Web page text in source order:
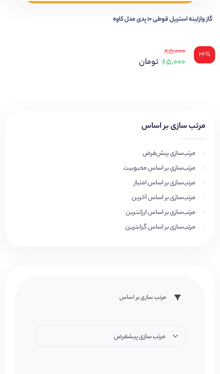
مرتب سازی بر اساس
مرتب‌سازی پیش‌فرض
مرتب‌سازی بر اساس محبوبیت
مرتب‌سازی بر اساس امتیاز
مرتب‌سازی بر اساس آخرین
مرتب‌سازی بر اساس ارزانترین
مرتب‌سازی بر اساس گرانترین
مرتب سازی بر اساس
مرتب سازی پیشفرض
گاز وازلینه استریل قوطی ۱۰ پدی مدل کاوه
۲۴% ۸۵,۰۰۰
۶۵,۰۰۰ تومان